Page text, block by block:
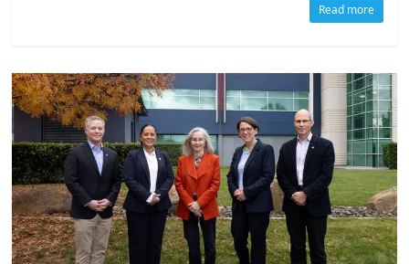
Read more